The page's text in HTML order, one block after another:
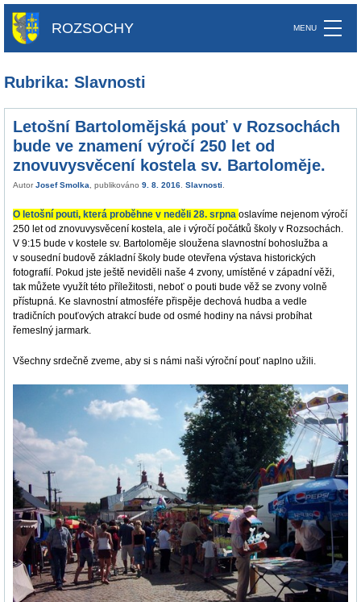
ROZSOCHY
Rubrika: Slavnosti
Letošní Bartolomějská pouť v Rozsochách
bude ve znamení výročí 250 let od
znovuvysvěcení kostela sv. Bartoloměje.
Autor Josef Smolka , publikováno 9. 8. 2016 Slavnosti
O letošní pouti, která proběhne v neděli 28. srpna oslavíme nejenom výročí
250 let od znovuvysvěcení kostela, ale i výročí počátků školy v Rozsochách.
V 9:15 bude v kostele sv. Bartoloměje sloužena slavnostní bohoslužba a
v sousední budově základní školy bude otevřena výstava historických
fotografií. Pokud jste ještě neviděli naše 4 zvony, umístěné v západní věži,
tak můžete využít této příležitosti, neboť o pouti bude věž se zvony volně
přístupná. Ke slavnostní atmosféře přispěje dechová hudba a vedle
tradičních pouťových atrakcí bude od osmé hodiny na návsi probíhat
řemeslný jarmark.
Všechny srdečně zveme, aby si s námi naši výroční pouť naplno užili.